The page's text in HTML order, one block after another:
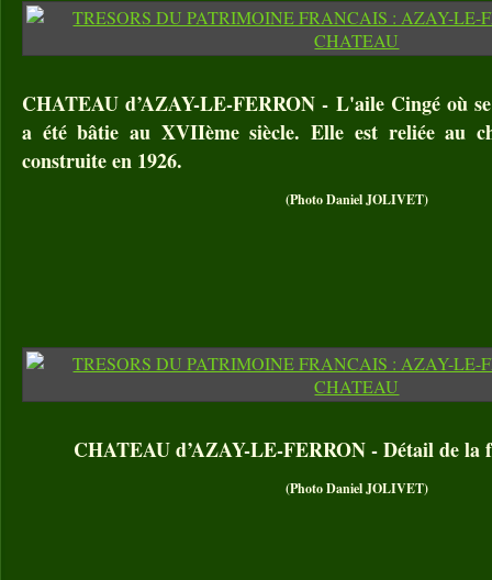
CHATEAU d’AZAY-LE-FERRON - L'aile Cingé où
a été bâtie au XVIIème siècle. Elle est reliée au
construite en 1926.
(Photo Daniel JOLIVET)
CHATEAU d’AZAY-LE-FERRON - Détail de la
(Photo Daniel JOLIVET)